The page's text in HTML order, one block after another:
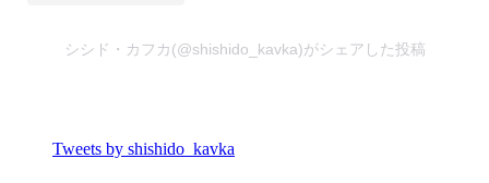
シシド・カフカ(@shishido_kavka)がシェアした投稿
Tweets by shishido_kavka